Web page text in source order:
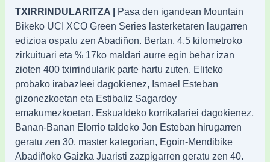
TXIRRINDULARITZA | Pasa den igandean Mountain
Bikeko UCI XCO Green Series lasterketaren laugarren
edizioa ospatu zen Abadiñon. Bertan, 4,5 kilometroko
zirkuituari eta % 17ko maldari aurre egin behar izan
zioten 400 txirrindularik parte hartu zuten. Eliteko
probako irabazleei dagokienez, Ismael Esteban
gizonezkoetan eta Estibaliz Sagardoy
emakumezkoetan. Eskualdeko korrikalariei dagokienez,
Banan-Banan Elorrio taldeko Jon Esteban hirugarren
geratu zen 30. master kategorian, Egoin-Mendibike
Abadiñoko Gaizka Juaristi zazpigarren geratu zen 40.